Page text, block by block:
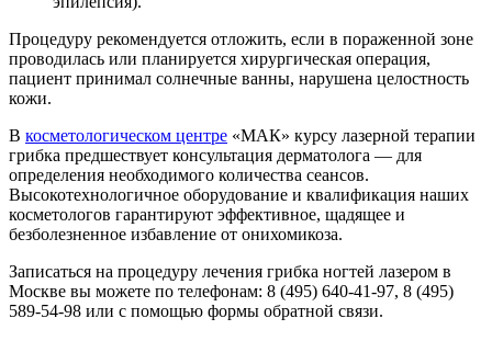
Процедуру рекомендуется отложить, если в пораженной зоне
проводилась или планируется хирургическая операция,
пациент принимал солнечные ванны, нарушена целостность
кожи.
В косметологическом центре «МАК» курсу лазерной терапии
грибка предшествует консультация дерматолога — для
определения необходимого количества сеансов.
Высокотехнологичное оборудование и квалификация наших
косметологов гарантируют эффективное, щадящее и
безболезненное избавление от онихомикоза.
Записаться на процедуру лечения грибка ногтей лазером в
Москве вы можете по телефонам: 8 (495) 640-41-97, 8 (495)
589-54-98 или с помощью формы обратной связи.